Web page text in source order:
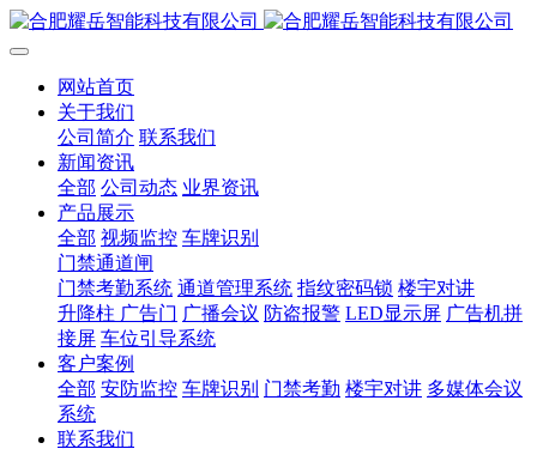
网站首页
关于我们
公司简介 联系我们
新闻资讯
全部 公司动态 业界资讯
产品展示
全部 视频监控 车牌识别
门禁通道闸
门禁考勤系统 通道管理系统 指纹密码锁 楼宇对讲
升降柱 广告门 广播会议 防盗报警 LED显示屏 广告机拼
接屏 车位引导系统
客户案例
全部 安防监控 车牌识别 门禁考勤 楼宇对讲 多媒体会议
系统
联系我们